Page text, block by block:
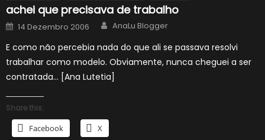
achei que precisava de trabalho
Posted
on
14 Dezembro 2006 Author
AnaLu Blogger
E como não percebia nada do que ali se passava resolvi
trabalhar como modelo. Obviamente, nunca cheguei a ser
contratada… [Ana Lutetia]
Share this:
Facebook X